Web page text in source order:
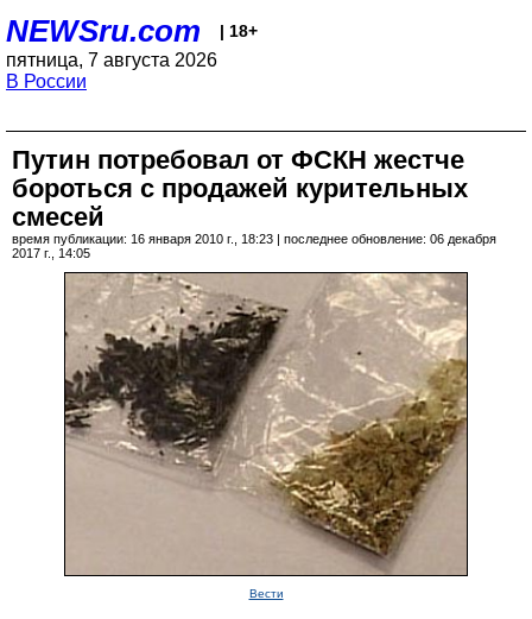
NEWSru.com | 18+
пятница, 7 августа 2026
В России
Путин потребовал от ФСКН жестче
бороться с продажей курительных
смесей
время публикации: 16 января 2010 г., 18:23 | последнее обновление: 06 декабря
2017 г., 14:05
Вести